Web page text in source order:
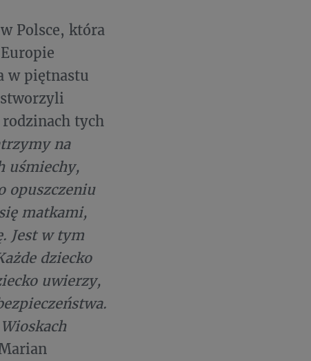
Polsce, która
w piętnastu
tych
na
uśmiechy,
opuszczeniu
matkami,
Jest w tym
dziecko
uwierzy,